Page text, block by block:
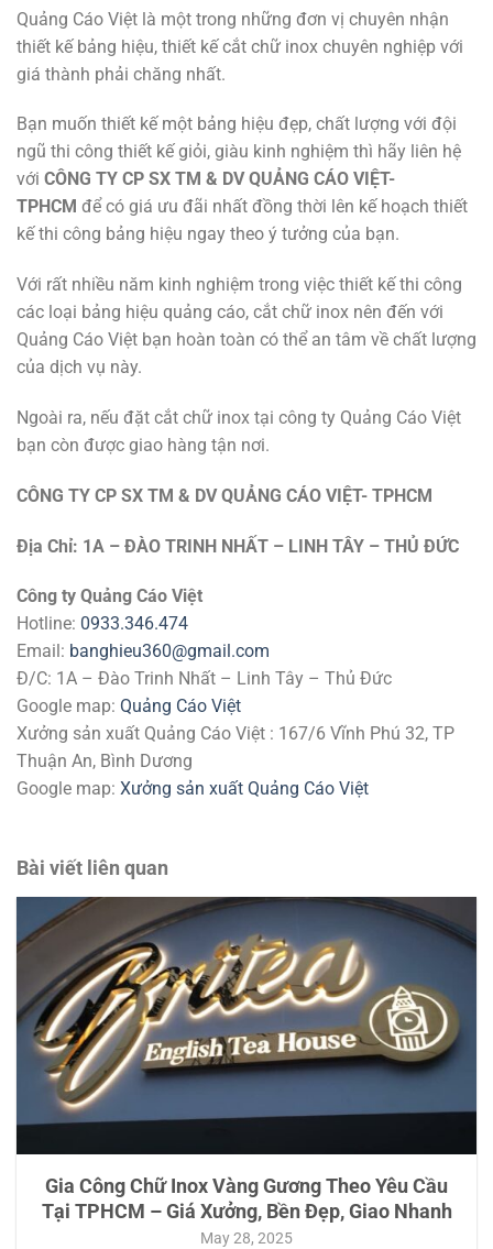
Quảng Cáo Việt là một trong những đơn vị chuyên nhận
thiết kế bảng hiệu, thiết kế cắt chữ inox chuyên nghiệp với
giá thành phải chăng nhất.
Bạn muốn thiết kế một bảng hiệu đẹp, chất lượng với đội
ngũ thi công thiết kế giỏi, giàu kinh nghiệm thì hãy liên hệ
với CÔNG TY CP SX TM & DV QUẢNG CÁO VIỆT-
TPHCM để có giá ưu đãi nhất đồng thời lên kế hoạch thiết
kế thi công bảng hiệu ngay theo ý tưởng của bạn.
Với rất nhiều năm kinh nghiệm trong việc thiết kế thi công
các loại bảng hiệu quảng cáo, cắt chữ inox nên đến với
Quảng Cáo Việt bạn hoàn toàn có thể an tâm về chất lượng
của dịch vụ này.
Ngoài ra, nếu đặt cắt chữ inox tại công ty Quảng Cáo Việt
bạn còn được giao hàng tận nơi.
CÔNG TY CP SX TM & DV QUẢNG CÁO VIỆT- TPHCM
Địa Chỉ: 1A – ĐÀO TRINH NHẤT – LINH TÂY – THỦ ĐỨC
Công ty Quảng Cáo Việt
Hotline: 0933.346.474
Email: banghieu360@gmail.com
Đ/C: 1A – Đào Trinh Nhất – Linh Tây – Thủ Đức
Google map: Quảng Cáo Việt
Xưởng sản xuất Quảng Cáo Việt : 167/6 Vĩnh Phú 32, TP
Thuận An, Bình Dương
Google map: Xưởng sản xuất Quảng Cáo Việt
Bài viết liên quan
Gia Công Chữ Inox Vàng Gương Theo Yêu Cầu
Tại TPHCM – Giá Xưởng, Bền Đẹp, Giao Nhanh
May 28, 2025